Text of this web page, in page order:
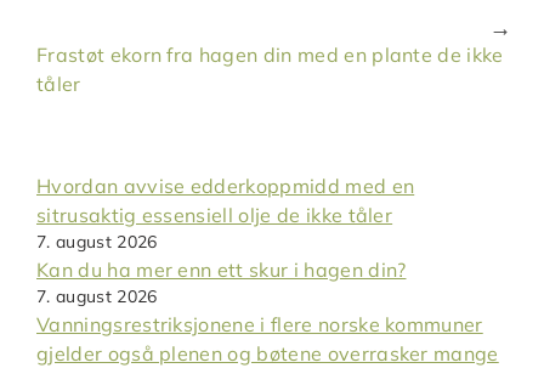
Frastøt ekorn fra hagen din med en plante de ikke
tåler
Hvordan avvise edderkoppmidd med en
sitrusaktig essensiell olje de ikke tåler
7. august 2026
Kan du ha mer enn ett skur i hagen din?
7. august 2026
Vanningsrestriksjonene i flere norske kommuner
gjelder også plenen og bøtene overrasker mange